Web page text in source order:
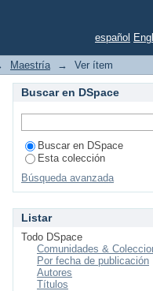
español
Maestría → Ver ítem
Buscar en DSpace
Buscar en DSpace
Esta colección
Búsqueda avanzada
Listar
Todo DSpace
Comunidades &
Por fecha de publicación
Autores
Títulos